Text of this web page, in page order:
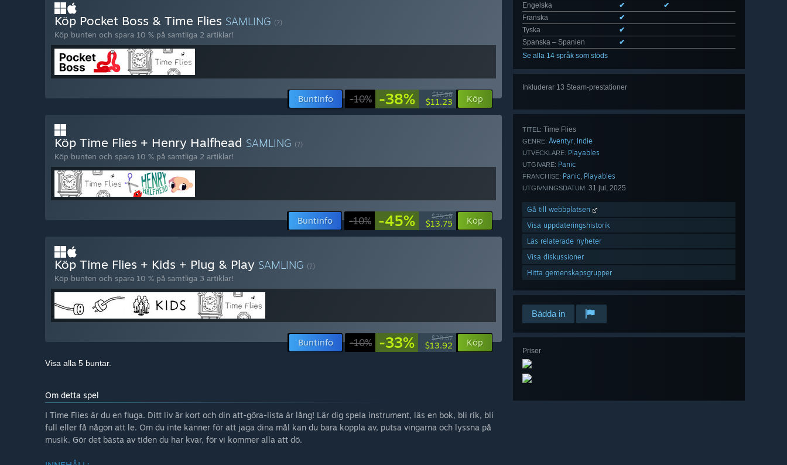
Engelska
✔
✔
Franska
✔
Tyska
✔
Spanska – Spanien
✔
Se alla 14 språk som stöds
Inkluderar 13 Steam-prestationer
TITEL: Time Flies
GENRE: Äventyr, Indie
UTVECKLARE: Playables
UTGIVARE: Panic
FRANCHISE: Panic, Playables
UTGIVNINGSDATUM: 31 jul, 2025
Gå till webbplatsen
Visa uppdateringshistorik
Läs relaterade nyheter
Visa diskussioner
Hitta gemenskapsgrupper
Bädda in
Priser
Köp Pocket Boss & Time Flies SAMLING (?)
Köp bunten och spara 10 % på samtliga 2 artiklar!
Buntinfo -10% -38% $17.98
$11.23 Köp
Köp Time Flies + Henry Halfhead SAMLING (?)
Köp bunten och spara 10 % på samtliga 2 artiklar!
Buntinfo -10% -45% $25.18
$13.75 Köp
Köp Time Flies + Kids + Plug & Play SAMLING (?)
Köp bunten och spara 10 % på samtliga 3 artiklar!
Buntinfo -10% -33% $20.67
$13.92 Köp
Visa alla 5 buntar.
Om detta spel
I Time Flies är du en fluga. Ditt liv är kort och din att-göra-lista är lång! Lär dig spela instrument, läs en bok, bli rik, bli
full eller få någon att le. Om du inte känner för att jaga dina mål kan du bara koppla av, putsa vingarna och lyssna på
musik. Gör det bästa av tiden du har kvar, för vi kommer alla att dö.